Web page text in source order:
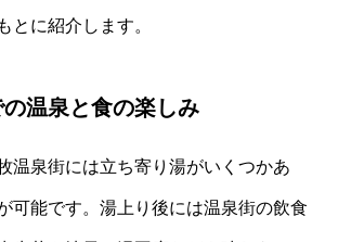
とに紹介します。
温泉と食の楽しみ
温泉街には立ち寄り湯がいくつかあ
可能です。湯上り後には温泉街の飲食